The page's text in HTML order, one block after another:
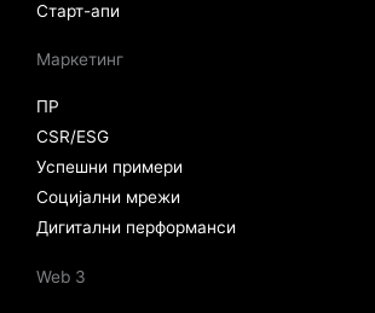
Старт-апи
Маркетинг
ПР
CSR/ESG
Успешни примери
Социјални мрежи
Дигитални перформанси
Web 3